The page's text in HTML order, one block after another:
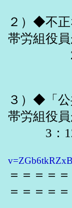
２）◆不
帯労組役
2：
３）◆「
帯労組役
3：12
＝＝＝＝
＝＝＝＝